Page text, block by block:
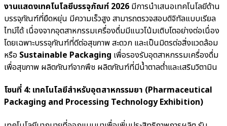
งานแสดงเทคโนโลยีบรรจุภัณฑ์ 2026 มีการนำเสนอเทคโนโลยีด้าน
บรรจุภัณฑ์ที่ยืดหยุ่น มีความเร็วสูง สามารถตรวจสอบดิจิทัลแบบเรียล
ไทม์ได้ เนื่องจากอุตสาหกรรมเครื่องดื่มมีแนวโน้มเติบโตอย่างต่อเนื่อง
โดยเฉพาะบรรจุภัณฑ์ที่ดีต่อสุขภาพ สะดวก และเป็นมิตรต่อสิ่งแวดล้อม
หรือ Sustainable Packaging เพื่อรองรับอุตสาหกรรมเครื่องดื่ม
เพื่อสุขภาพ ผลิตภัณฑ์จากพืช ผลิตภัณฑ์ที่มีน้ำตาลต่ำและเสริมวิตามิน
โซนที่ 4: เทคโนโลยีสำหรับอุตสาหกรรมยา (Pharmaceutical
Packaging and Processing Technology Exhibition)